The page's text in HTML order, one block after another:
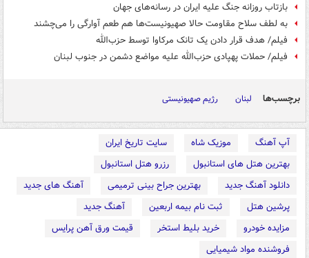
بازتاب روزانه جنگ علیه ایران در رسانه‌های جهان
به لطف سلاح مقاومت حالا صهیونیست‌ها هم طعم آوارگی را می‌چشند
فیلم/ هدف قرار دادن یک تانک مرکاوا توسط حزب‌الله
فیلم/ حملات پهپادی حزب‌الله علیه مواضع دشمن در جنوب لبنان
برچسب‌ها لبنان رژیم صهیونیستی
آپ آهنگ موزیک شاه
سایت تاریخ ایران
بهترین هتل های استانبول
رزرو هتل استانبول
دانلود آهنگ جدید
بهترین جراح بینی ترمیمی
آهنگ های جدید
پرشین هتل
ثبت نام بیمه اربعین
آهنگ جدید
مزایده خودرو
خرید بلیط استخر
قیمت ورق آهن پرایس
فروشنده مواد شیمیایی